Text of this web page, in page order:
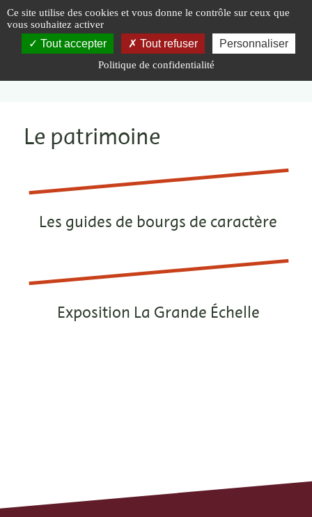
Accueil | Valoriser | Le patrimoine
Le patrimoine
Les guides de bourgs de caractère
Exposition La Grande Échelle
Panneau de gestion des cookies
Ce site utilise des cookies et vous donne le contrôle sur ceux que
vous souhaitez activer
Tout accepter Tout refuser Personnaliser
Politique de confidentialité